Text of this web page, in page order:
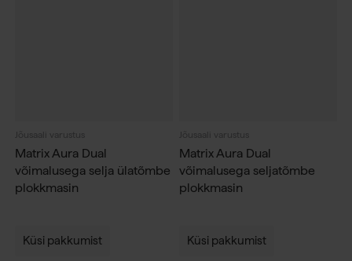
Jõusaali varustus
Matrix Aura Dual
võimalusega selja ülatõmbe
plokkmasin
Küsi pakkumist
Jõusaali varustus
Matrix Aura Dual
võimalusega seljatõmbe
plokkmasin
Küsi pakkumist